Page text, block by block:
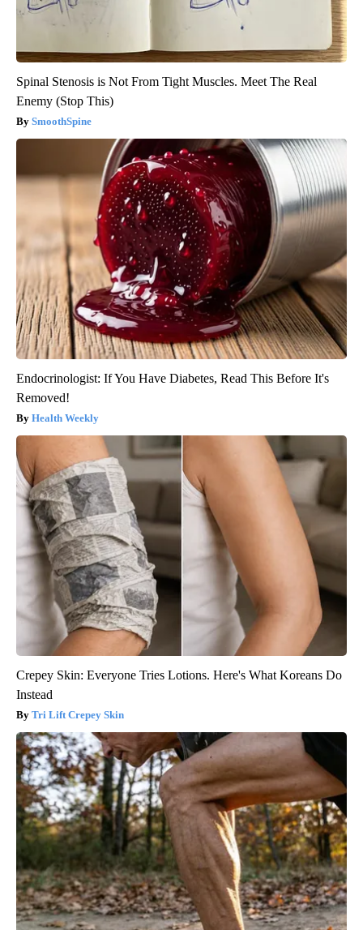
Spinal Stenosis is Not From Tight Muscles. Meet The Real
Enemy (Stop This)
SmoothSpine
Endocrinologist: If You Have Diabetes, Read This Before It's
Removed!
Health Weekly
Crepey Skin: Everyone Tries Lotions. Here's What Koreans Do
Instead
Tri Lift Crepey Skin